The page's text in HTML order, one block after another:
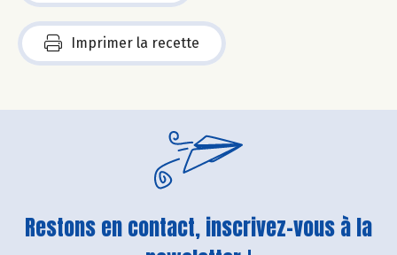
Imprimer la recette
Restons en contact, inscrivez-vous à la